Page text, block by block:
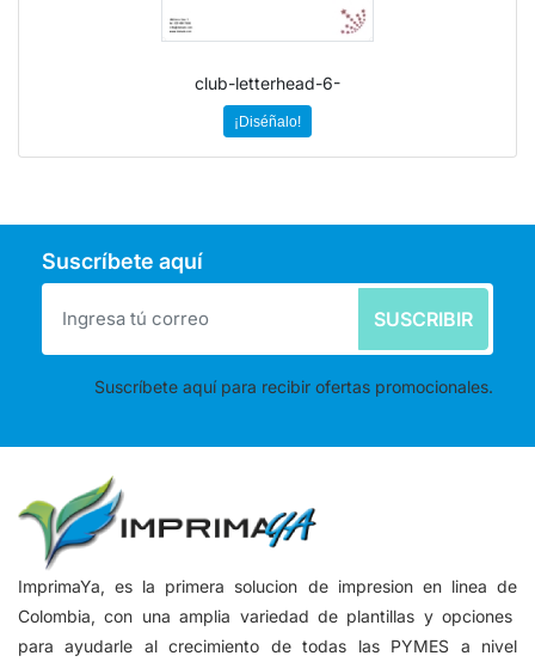
club-letterhead-6-
¡Diséñalo!
Suscríbete aquí
SUSCRIBIR
Suscríbete aquí para recibir ofertas promocionales.
ImprimaYa, es la primera solucion de impresion en linea de
Colombia, con una amplia variedad de plantillas y opciones
para ayudarle al crecimiento de todas las PYMES a nivel